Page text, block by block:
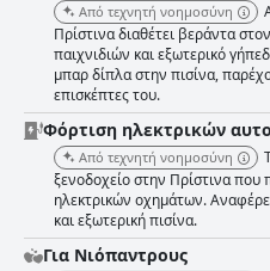
Από τεχνητή νοημοσύνη
Πρίστινα διαθέτει βεράντα
παιχνιδιών και εξωτερικό
μπαρ δίπλα στην πισίνα,
επισκέπτες του.
Φόρτιση ηλεκτρικών
Από τεχνητή νοημοσύνη
ξενοδοχείο στην Πρίστινα που
ηλεκτρικών οχημάτων.
και εξωτερική πισίνα.
Για Νιόπαντρους